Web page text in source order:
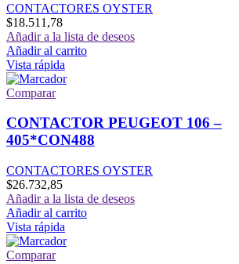
CONTACTORES OYSTER
$18.511,78
Añadir a la lista de deseos
Añadir al carrito
Vista rápida
Comparar
CONTACTOR PEUGEOT 106 –
405*CON488
CONTACTORES OYSTER
$26.732,85
Añadir a la lista de deseos
Añadir al carrito
Vista rápida
Comparar